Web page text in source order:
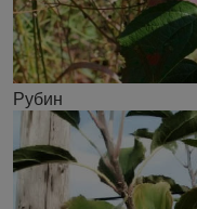
Рубин